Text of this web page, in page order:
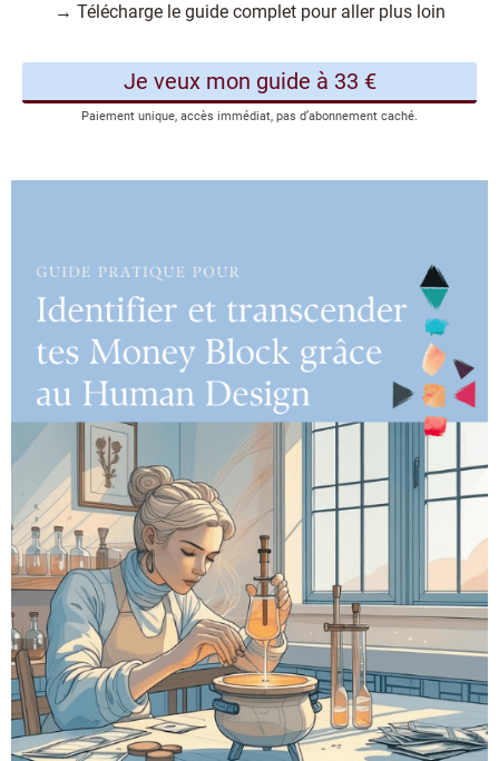
→ Télécharge le guide complet pour aller plus loin
Je veux mon guide à 33 €
Paiement unique, accès immédiat, pas d’abonnement caché.